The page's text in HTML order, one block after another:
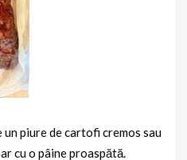
piure de cartofi cremos sau
cu o pâine proaspătă.